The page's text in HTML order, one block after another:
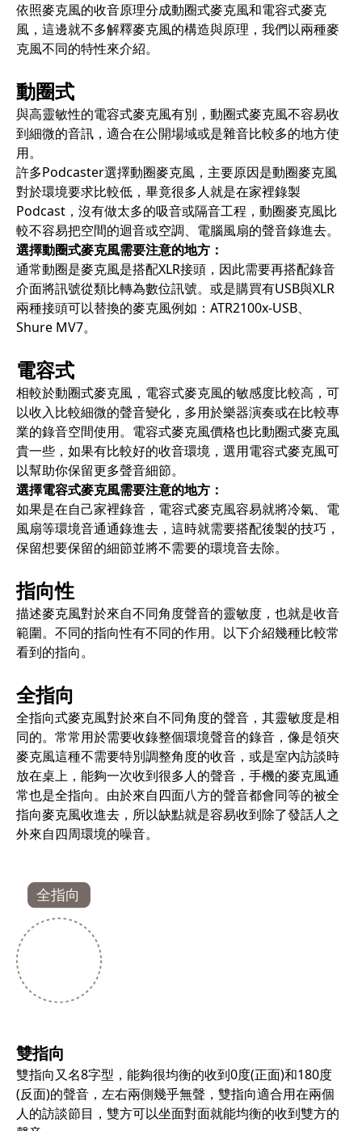
依照麥克風的收音原理分成動圈式麥克風和電容式麥克
風，這邊就不多解釋麥克風的構造與原理，我們以兩種麥
克風不同的特性來介紹。
動圈式
與高靈敏性的電容式麥克風有別，動圈式麥克風不容易收
到細微的音訊，適合在公開場域或是雜音比較多的地方使
用。
許多Podcaster選擇動圈麥克風，主要原因是動圈麥克風
對於環境要求比較低，畢竟很多人就是在家裡錄製
Podcast，沒有做太多的吸音或隔音工程，動圈麥克風比
較不容易把空間的迴音或空調、電腦風扇的聲音錄進去。
選擇動圈式麥克風需要注意的地方：
通常動圈是麥克風是搭配XLR接頭，因此需要再搭配錄音
介面將訊號從類比轉為數位訊號。或是購買有USB與XLR
兩種接頭可以替換的麥克風例如：ATR2100x-USB、
Shure MV7。
電容式
相較於動圈式麥克風，電容式麥克風的敏感度比較高，可
以收入比較細微的聲音變化，多用於樂器演奏或在比較專
業的錄音空間使用。電容式麥克風價格也比動圈式麥克風
貴一些，如果有比較好的收音環境，選用電容式麥克風可
以幫助你保留更多聲音細節。
選擇電容式麥克風需要注意的地方：
如果是在自己家裡錄音，電容式麥克風容易就將冷氣、電
風扇等環境音通通錄進去，這時就需要搭配後製的技巧，
保留想要保留的細節並將不需要的環境音去除。
指向性
描述麥克風對於來自不同角度聲音的靈敏度，也就是收音
範圍。不同的指向性有不同的作用。以下介紹幾種比較常
看到的指向。
全指向
全指向式麥克風對於來自不同角度的聲音，其靈敏度是相
同的。常常用於需要收錄整個環境聲音的錄音，像是領夾
麥克風這種不需要特別調整角度的收音，或是室內訪談時
放在桌上，能夠一次收到很多人的聲音，手機的麥克風通
常也是全指向。由於來自四面八方的聲音都會同等的被全
指向麥克風收進去，所以缺點就是容易收到除了發話人之
外來自四周環境的噪音。
雙指向
雙指向又名8字型，能夠很均衡的收到0度(正面)和180度
(反面)的聲音，左右兩側幾乎無聲，雙指向適合用在兩個
人的訪談節目，雙方可以坐面對面就能均衡的收到雙方的